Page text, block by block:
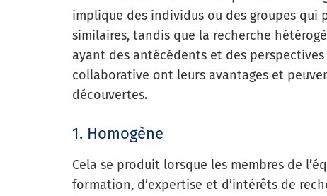
implique des individus ou des groupes
similaires, tandis que la recherche
ayant des antécédents et des
collaborative ont leurs avantages et
découvertes.
1. Homogène
Cela se produit lorsque les membres de
formation, d’expertise et d’intérêts de